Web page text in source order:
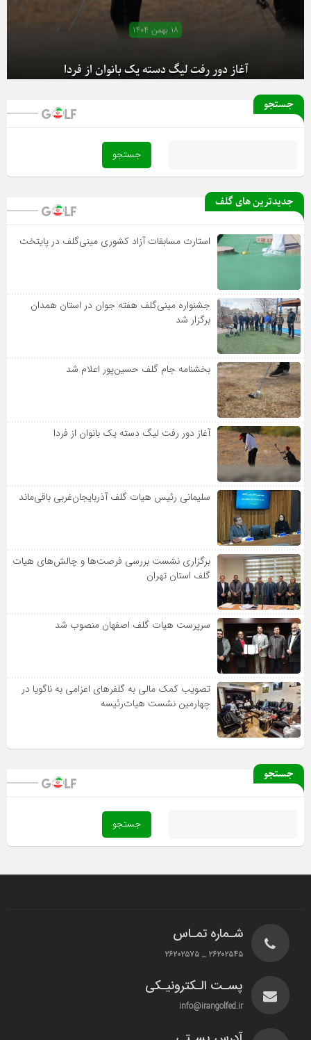
۱۸ بهمن ۱۴۰۴
آغاز دور رفت لیگ دسته یک بانوان از فردا
جستجو
جدیدترین های گلف
استارت مسابقات آزاد کشوری مینی‌گلف در پایتخت
جشنواره مینی‌گلف هفته جوان در استان همدان
برگزار شد
بخشنامه جام گلف حسین‌پور اعلام شد
آغاز دور رفت لیگ دسته یک بانوان از فردا
سلیمانی رئیس هیات گلف آذربایجان‌غربی باقی‌ماند
برگزاری نشست بررسی فرصت‌ها و چالش‌های هیات
گلف استان تهران
سرپرست هیات گلف اصفهان منصوب شد
تصویب کمک مالی به گلفرهای اعزامی به ناگویا در
چهارمین نشست هیات‌رئیسه
جستجو
شـماره تمـاس
۲۶۲۰۲۵۴۵ _ ۲۶۲۰۲۵۷۵
پسـت الـکترونیـکی
info@irangolfed.ir